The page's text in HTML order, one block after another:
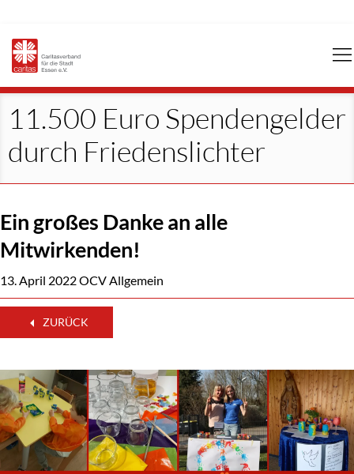
11.500 Euro Spendengelder
durch Friedenslichter
Ein großes Danke an alle
Mitwirkenden!
13. April 2022OCV Allgemein
ZURÜCK